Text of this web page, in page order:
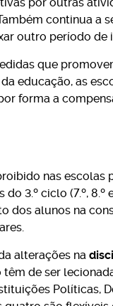
continua
outro período de
que
educação, as
forma a
nas escolas
3.º ciclo (7.º, 8.º
dos alunos na
alterações na
têm de ser
Políticas,